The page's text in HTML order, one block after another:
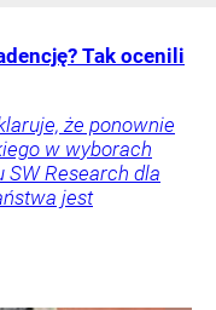
Tak ocenili
że ponownie
w wyborach
Research dla
jest